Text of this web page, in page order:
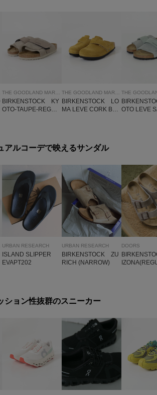
THE GOODLAND MARKET
BIRKENSTOCK KY
OTO-TAUPE-REGUL
THE GOODLAND MARKET
BIRKENSTOCK LO
MA LEVE CORK BR
OTO LEVE
アルコーデで映えるサンダル
URBAN RESEARCH
ISLAND SLIPPER
EVAPT202
URBAN RESEARCH
BIRKENSTOCK ZU
RICH (NARROW)
DOORS
ション性抜群のスニーカー